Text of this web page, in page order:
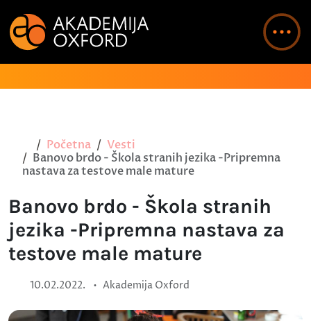
Početna
Vesti
Banovo brdo - Škola stranih jezika -Pripremna
nastava za testove male mature
Banovo brdo - Škola stranih
jezika -Pripremna nastava za
testove male mature
10.02.2022. • Akademija Oxford